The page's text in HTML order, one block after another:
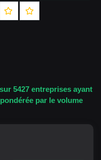
5427 entreprises ayant
par le volume